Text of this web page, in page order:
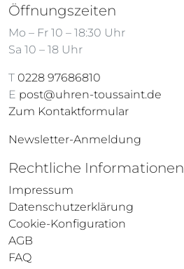
Öffnungszeiten
Mo – Fr 10 – 18:30 Uhr
Sa 10 – 18 Uhr
T 0228 97686810
E post@uhren-toussaint.de
Zum Kontaktformular
Newsletter-Anmeldung
Rechtliche Informationen
Impressum
Datenschutzerklärung
Cookie-Konfiguration
AGB
FAQ